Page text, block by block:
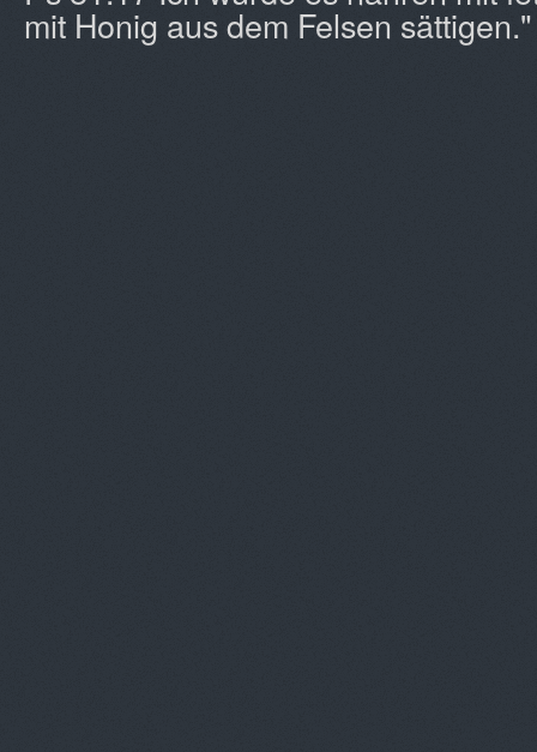
mit Honig aus dem Felsen sättigen."